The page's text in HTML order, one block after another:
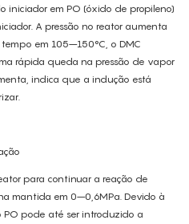
iniciador em PO (óxido de propileno)
A pressão no reator aumenta
em 105–150°C, o DMC
rápida queda na pressão de vapor
indica que a indução está
para continuar a reação de
mantida em 0–0,6MPa. Devido à
pode até ser introduzido a